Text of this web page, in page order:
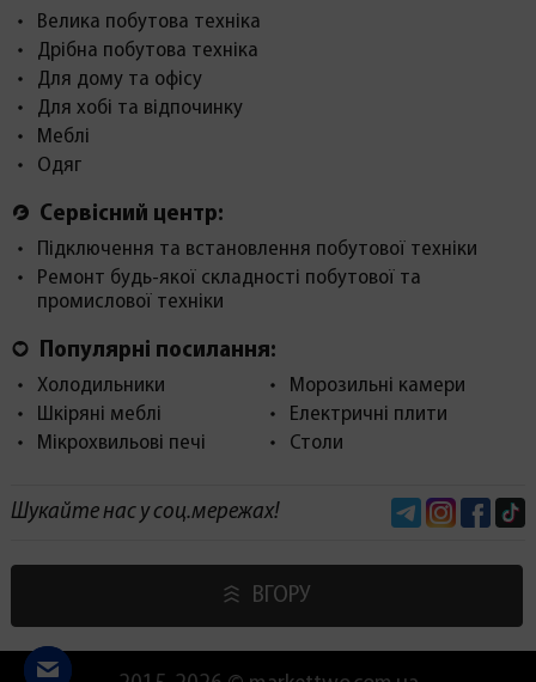
Велика побутова техніка
Дрібна побутова техніка
Для дому та офісу
Для хобі та відпочинку
Меблі
Одяг
Сервісний центр:
Підключення та встановлення побутової техніки
Ремонт будь-якої складності побутової та
промислової техніки
Популярні посилання:
Холодильники
Шкіряні меблі
Мікрохвильові печі
Морозильні камери
Електричні плити
Столи
Шукайте нас у соц.мережах! TelegramInstagram
ВГОРУ